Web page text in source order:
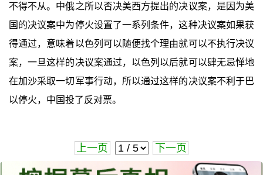
不得不从。中俄之所以否决美西方提出的决议案，是因为美
国的决议案中为停火设置了一系列条件，这种决议案如果获
得通过，意味着以色列可以随便找个理由就可以不执行决议
案，一旦这样的决议案通过，以色列以后就可以肆无忌惮地
在加沙采取一切军事行动，所以通过这样的决议案不利于巴
以停火，中国投了反对票。
上一页 下一页